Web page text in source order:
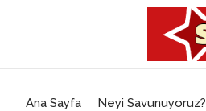
Ana Sayfa Neyi Savunuyoruz?